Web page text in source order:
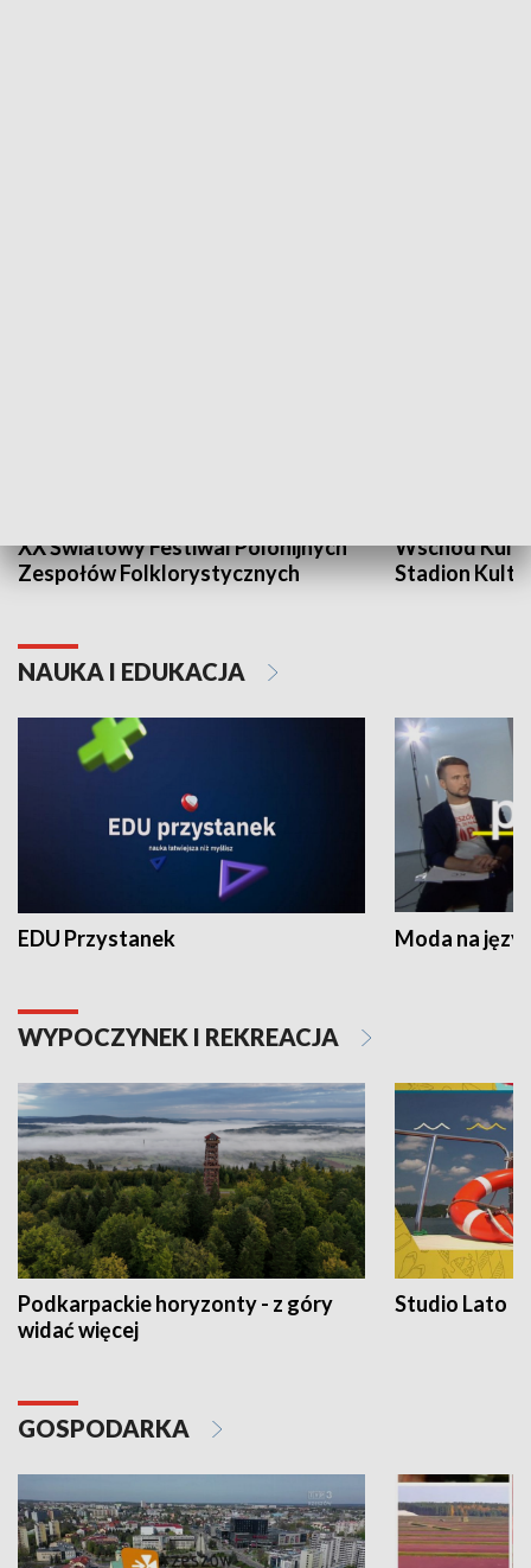
XX Światowy Festiwal Polonijnych
Zespołów Folklorystycznych
Wschód
Stadion
NAUKA I EDUKACJA
EDU Przystanek Moda na
WYPOCZYNEK I REKREACJA
Podkarpackie horyzonty - z góry
widać więcej
Studio Lato
GOSPODARKA